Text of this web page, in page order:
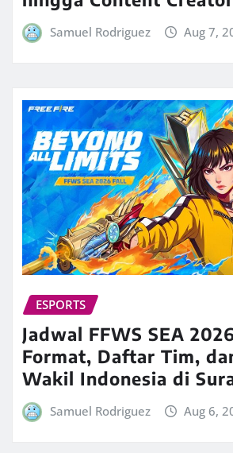
Samuel Rodriguez Aug 7,
ESPORTS
Jadwal FFWS SEA
Format, Daftar Tim,
Wakil Indonesia di
Samuel Rodriguez Aug 6,